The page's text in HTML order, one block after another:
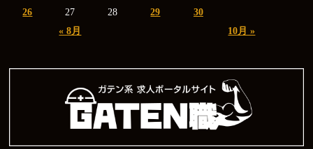
« 8月 10月 »
26
27 28 29 30